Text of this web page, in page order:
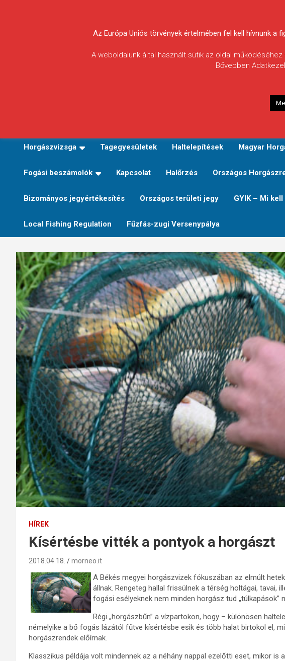
Körösvidéki Horgász
Egyesületek
Horgászvizsga Tagegyesületek Haltelepítések Magyar
Fogási beszámolók Kapcsolat Halőrzés Országos
Bizományos jegyértékesítés Országos területi jegy GYIK – Mi
Local Fishing Regulation Fűzfás-zugi Versenypálya
HÍREK
Kísértésbe vitték a pontyok a horgászt
2018.04.18. morneo.it
A Békés megyei horgászvizek fókuszában az elmúlt
állnak. Rengeteg hallal frissülnek a térség holtágai, tavai,
fogási esélyeknek nem minden horgász tud „túlkapások”
Régi „horgászbűn” a vízpartokon, hogy – különösen
némelyike a bő fogás lázától fűtve kísértésbe esik és több halat birtokol el,
horgászrendek előírnak.
Klasszikus példája volt mindennek az a néhány nappal ezelőtti eset, mikor is
Az Európa Uniós törvények értelmében fel kell hívnunk a
A weboldalunk által használt sütik az oldal
Bővebben